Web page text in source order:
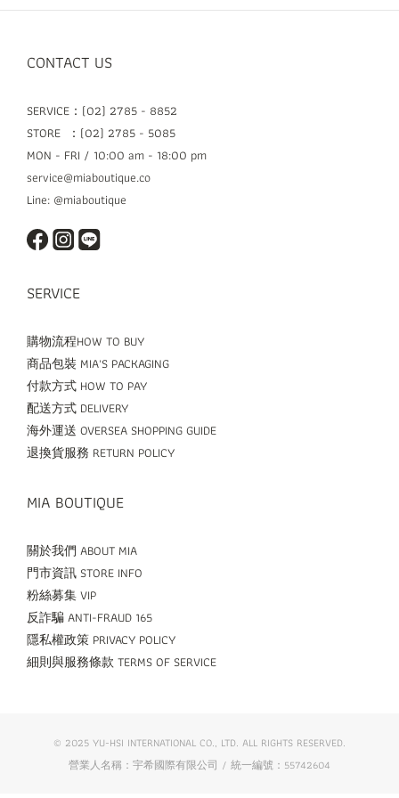
CONTACT US
SERVICE：(02) 2785 - 8852
STORE ：(02) 2785 - 5085
MON - FRI / 10:00 am - 18:00 pm
service@miaboutique.co
Line: @miaboutique
SERVICE
購物流程HOW TO BUY
商品包裝 MIA'S PACKAGING
付款方式 HOW TO PAY
配送方式 DELIVERY
海外運送 OVERSEA SHOPPING GUIDE
退換貨服務 RETURN POLICY
MIA BOUTIQUE
關於我們 ABOUT MIA
門市資訊 STORE INFO
粉絲募集 VIP
反詐騙 ANTI-FRAUD 165
隱私權政策 PRIVACY POLICY
細則與服務條款 TERMS OF SERVICE
© 2025 YU-HSI INTERNATIONAL CO., LTD. ALL RIGHTS RESERVED.
營業人名稱：宇希國際有限公司 / 統一編號：55742604